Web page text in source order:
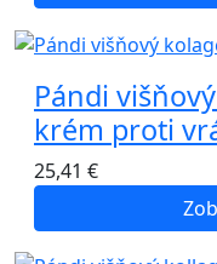
Pándi
krém proti
25,41 €